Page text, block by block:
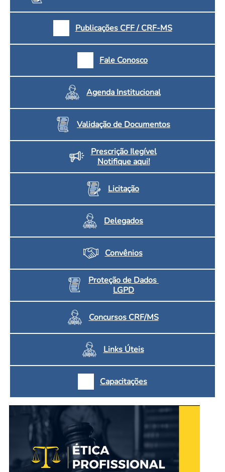
Publicações CFF / CRF-MS
Fale Conosco
Agenda Institucional
Validação de Documentos
Prescrição Ilegível
Notifique aqui!
Licitação
Delegados
Convênios
Proteção de Dados
LGPD
Concursos CRF/MS
Links Úteis
Capacitações